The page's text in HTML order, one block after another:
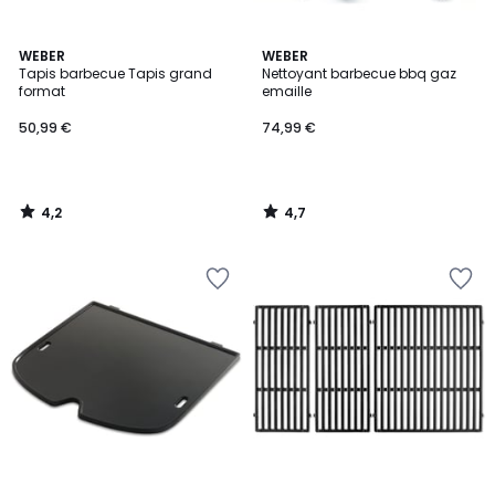
WEBER
Tapis barbecue Tapis grand
format
50,99 €
4,2
/ 5
4,2
/
WEBER
Nettoyant barbecue bbq gaz
emaille
74,99 €
4,7
/ 5
4,7
/